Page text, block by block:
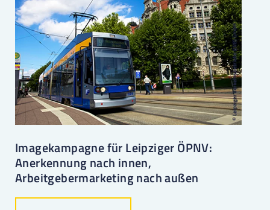
Imagekampagne für Leipziger ÖPNV:
Anerkennung nach innen,
Arbeitgebermarketing nach außen